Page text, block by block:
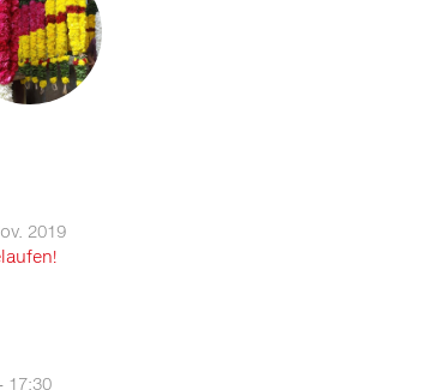
2019
17:30